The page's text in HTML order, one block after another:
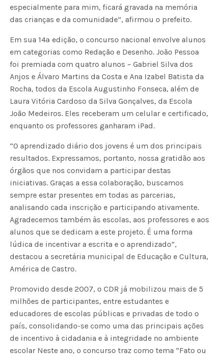
especialmente para mim, ficará gravada na memória
das crianças e da comunidade”, afirmou o prefeito.
Em sua 14ª edição, o concurso nacional envolve alunos
em categorias como Redação e Desenho. João Pessoa
foi premiada com quatro alunos – Gabriel Silva dos
Anjos e Álvaro Martins da Costa e Ana Izabel Batista da
Rocha, todos da Escola Augustinho Fonseca, além de
Laura Vitória Cardoso da Silva Gonçalves, da Escola
João Medeiros. Eles receberam um celular e certificado,
enquanto os professores ganharam iPad.
“O aprendizado diário dos jovens é um dos principais
resultados. Expressamos, portanto, nossa gratidão aos
órgãos que nos convidam a participar destas
iniciativas. Graças a essa colaboração, buscamos
sempre estar presentes em todas as parcerias,
analisando cada inscrição e participando ativamente.
Agradecemos também às escolas, aos professores e aos
alunos que se dedicam a este projeto. É uma forma
lúdica de incentivar a escrita e o aprendizado”,
destacou a secretária municipal de Educação e Cultura,
América de Castro.
Promovido desde 2007, o CDR já mobilizou mais de 5
milhões de participantes, entre estudantes e
educadores de escolas públicas e privadas de todo o
país, consolidando-se como uma das principais ações
de incentivo à cidadania e à integridade no ambiente
escolar Neste ano, o concurso traz como tema “Fato ou